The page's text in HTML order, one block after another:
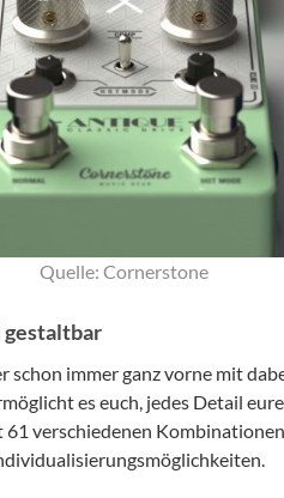
Quelle: Cornerstone
schon immer ganz vorne mit
es euch, jedes Detail
verschiedenen